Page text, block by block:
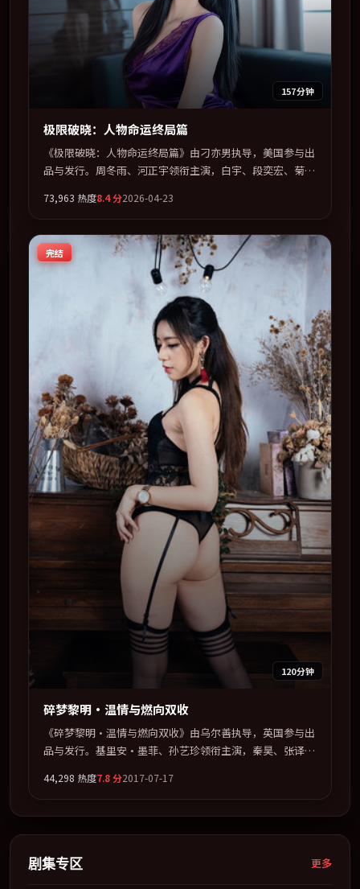
157分钟
极限破晓：人物命运终局篇
《极限破晓：人物命运终局篇》由刁亦男执导，美国参与出
品与发行。周冬雨、河正宇领衔主演，白宇、段奕宏、菊地
达。全片以「剧情」类型为骨架，在叙事、表演与视听上力
相，2026 年度话题片中口碑稳健，适合喜欢强情节与人物
弧光的观众完整观看。
73,963 热度8.4分2026-04-23
完结
120分钟
碎梦黎明·温情与燃向双收
《碎梦黎明·温情与燃向双收》由乌尔善执导，英国参与出
品与发行。基里安·墨菲、孙艺珍领衔主演，秦昊、张译、
刻才缓缓合拢。全片以「喜剧」类型为骨架，在叙事、表演
台同步亮相，2017 年度话题片中口碑稳健，适合喜欢强情
节与人物弧光的观众完整观看。
44,298 热度7.8分2017-07-17
剧集专区 更多